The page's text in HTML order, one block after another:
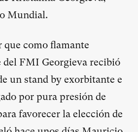
Mundial.
que como flamante
del FMI Georgieva recibió
un stand by exorbitante e
por pura presión de
favorecer la elección de